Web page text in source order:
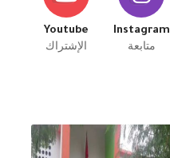
Instagram
متابعة
Youtube
الإشتراك